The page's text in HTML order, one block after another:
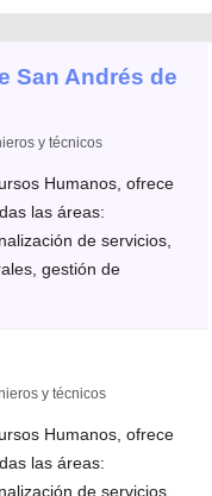
San Andrés de
y técnicos
Humanos, ofrece
las áreas:
de servicios,
gestión de
y técnicos
Humanos, ofrece
las áreas:
de servicios,